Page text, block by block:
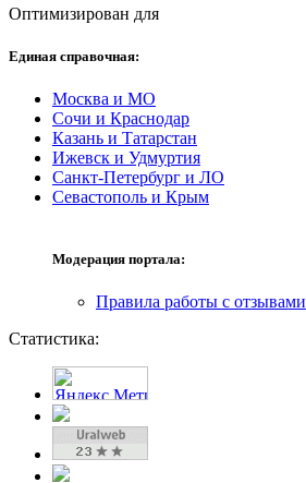
Оптимизирован для
Единая справочная:
Москва и МО
Сочи и Краснодар
Казань и Татарстан
Ижевск и Удмуртия
Санкт-Петербург и ЛО
Севастополь и Крым
Модерация портала:
Правила работы с отзывами
Статистика: